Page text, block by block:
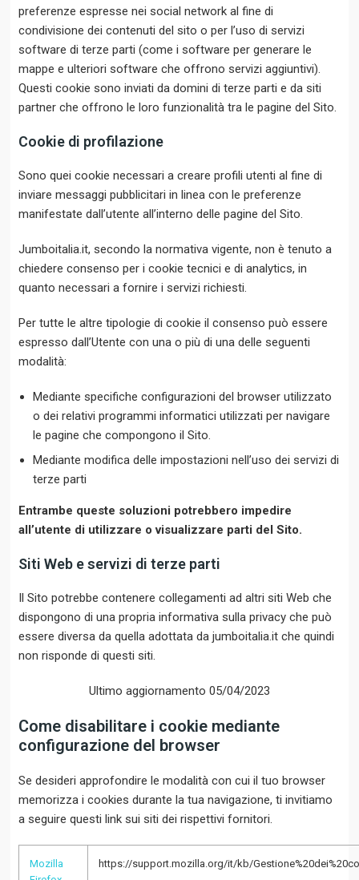
preferenze espresse nei social network al fine di
condivisione dei contenuti del sito o per l’uso di servizi
software di terze parti (come i software per generare le
mappe e ulteriori software che offrono servizi aggiuntivi).
Questi cookie sono inviati da domini di terze parti e da siti
partner che offrono le loro funzionalità tra le pagine del Sito.
Cookie di profilazione
Sono quei cookie necessari a creare profili utenti al fine di
inviare messaggi pubblicitari in linea con le preferenze
manifestate dall’utente all’interno delle pagine del Sito.
Jumboitalia.it, secondo la normativa vigente, non è tenuto a
chiedere consenso per i cookie tecnici e di analytics, in
quanto necessari a fornire i servizi richiesti.
Per tutte le altre tipologie di cookie il consenso può essere
espresso dall’Utente con una o più di una delle seguenti
modalità:
Mediante specifiche configurazioni del browser utilizzato
o dei relativi programmi informatici utilizzati per navigare
le pagine che compongono il Sito.
Mediante modifica delle impostazioni nell’uso dei servizi di
terze parti
Entrambe queste soluzioni potrebbero impedire
all’utente di utilizzare o visualizzare parti del Sito.
Siti Web e servizi di terze parti
Il Sito potrebbe contenere collegamenti ad altri siti Web che
dispongono di una propria informativa sulla privacy che può
essere diversa da quella adottata da jumboitalia.it che quindi
non risponde di questi siti.
Ultimo aggiornamento 05/04/2023
Come disabilitare i cookie mediante
configurazione del browser
Se desideri approfondire le modalità con cui il tuo browser
memorizza i cookies durante la tua navigazione, ti invitiamo
a seguire questi link sui siti dei rispettivi fornitori.
Mozilla
https://support.mozilla.org/it/kb/